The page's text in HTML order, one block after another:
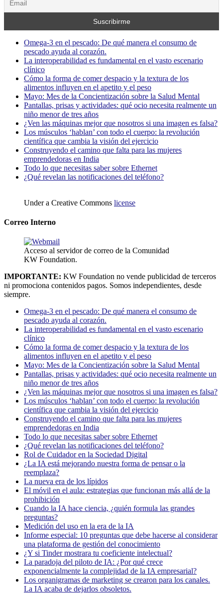
Omega-3 en el pescado: De qué manera el consumo de
pescado ayuda al corazón.
La interoperabilidad es fundamental en el vasto escenario
clínico
Cómo la forma de comer despacio y la textura de los
alimentos influyen en el apetito y el peso
Mayo: Mes de la Concientización sobre la Salud Mental
Pantallas, prisas y actividades: qué ocio necesita realmente un
niño menor de tres años
¿Ven las máquinas mejor que nosotros si una imagen es falsa?
Los músculos ‘hablan’ con todo el cuerpo: la revolución
científica que cambia la visión del ejercicio
Construyendo el camino que falta para las mujeres
emprendedoras en India
Todo lo que necesitas saber sobre Ethernet
¿Qué revelan las notificaciones del teléfono?
Under a Creative Commons license
Correo Interno
Acceso al servidor de correo de la Comunidad
KW Foundation.
IMPORTANTE: KW Foundation no vende publicidad de terceros
ni promociona contenidos pagos. Somos independientes, desde
siempre.
Omega-3 en el pescado: De qué manera el consumo de
pescado ayuda al corazón.
La interoperabilidad es fundamental en el vasto escenario
clínico
Cómo la forma de comer despacio y la textura de los
alimentos influyen en el apetito y el peso
Mayo: Mes de la Concientización sobre la Salud Mental
Pantallas, prisas y actividades: qué ocio necesita realmente un
niño menor de tres años
¿Ven las máquinas mejor que nosotros si una imagen es falsa?
Los músculos ‘hablan’ con todo el cuerpo: la revolución
científica que cambia la visión del ejercicio
Construyendo el camino que falta para las mujeres
emprendedoras en India
Todo lo que necesitas saber sobre Ethernet
¿Qué revelan las notificaciones del teléfono?
Rol de Cuidador en la Sociedad Digital
¿La IA está mejorando nuestra forma de pensar o la
reemplaza?
La nueva era de los lípidos
El móvil en el aula: estrategias que funcionan más allá de la
prohibición
Cuando la IA hace ciencia, ¿quién formula las grandes
preguntas?
Medición del uso en la era de la IA
Informe especial: 10 preguntas que debe hacerse al considerar
una plataforma de gestión del conocimiento
¿Y si Tinder mostrara tu coeficiente intelectual?
La paradoja del piloto de IA: ¿Por qué crece
exponencialmente la complejidad de la IA empresarial?
Los organigramas de marketing se crearon para los canales.
La IA acaba de dejarlos obsoletos.